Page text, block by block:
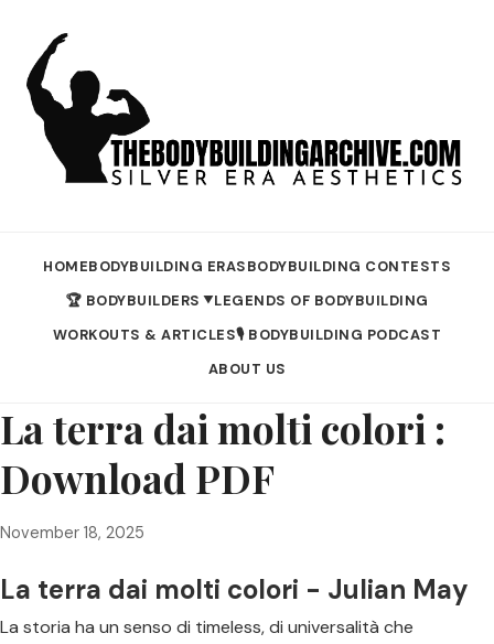
HOMEBODYBUILDING ERASBODYBUILDING CONTESTS
🏆 BODYBUILDERS ▼LEGENDS OF BODYBUILDING
WORKOUTS & ARTICLES🎙️ BODYBUILDING PODCAST
ABOUT US
La terra dai molti colori :
Download PDF
November 18, 2025
La terra dai molti colori - Julian May
La storia ha un senso di timeless, di universalità che